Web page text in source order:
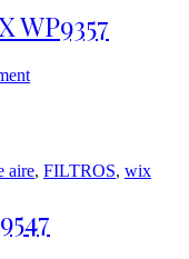
WP9357
aire, FILTROS, wix